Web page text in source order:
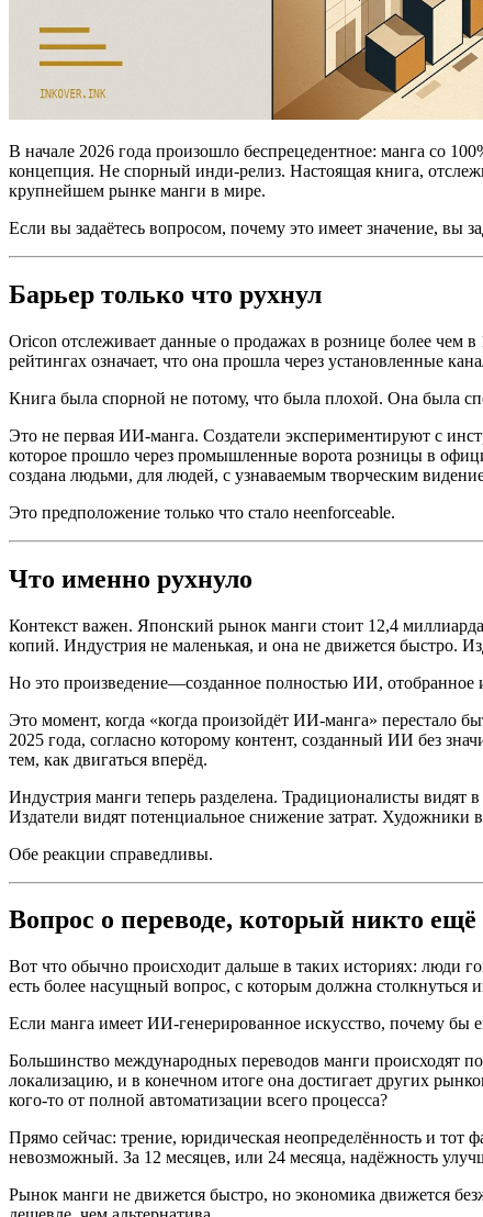
В начале 2026 года произошло беспрецедентное: манга со
концепция. Не спорный инди-релиз. Настоящая книга,
крупнейшем рынке манги в мире.
Если вы задаётесь вопросом, почему это имеет значение, вы
Барьер только что рухнул
Oricon отслеживает данные о продажах в рознице более чем
рейтингах означает, что она прошла через установленные
Книга была спорной не потому, что была плохой. Она была
Это не первая ИИ-манга. Создатели экспериментируют с
которое прошло через промышленные ворота розницы в
создана людьми, для людей, с узнаваемым творческим
Это предположение только что стало неenforceable.
Что именно рухнуло
Контекст важен. Японский рынок манги стоит 12,4
копий. Индустрия не маленькая, и она не движется быстро.
Но это произведение—созданное полностью ИИ, отобранное
Это момент, когда «когда произойдёт ИИ-манга» перестало
2025 года, согласно которому контент, созданный ИИ без
тем, как двигаться вперёд.
Индустрия манги теперь разделена. Традиционалисты
Издатели видят потенциальное снижение затрат.
Обе реакции справедливы.
Вопрос о переводе, который никто ещё
Вот что обычно происходит дальше в таких историях: люди
есть более насущный вопрос, с которым должна столкнуться
Если манга имеет ИИ-генерированное искусство, почему бы
Большинство международных переводов манги происходят
локализацию, и в конечном итоге она достигает других
кого-то от полной автоматизации всего процесса?
Прямо сейчас: трение, юридическая неопределённость и тот
невозможный. За 12 месяцев, или 24 месяца, надёжность
Рынок манги не движется быстро, но экономика движется